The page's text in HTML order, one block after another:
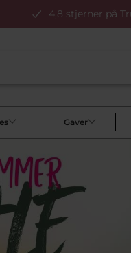
4,8 stjerner på
Gaver